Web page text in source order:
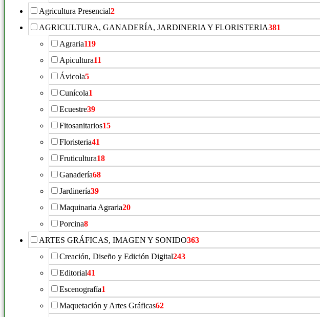
Agricultura Presencial2
AGRICULTURA, GANADERÍA, JARDINERIA Y FLORISTERIA381
Agraria119
Apicultura11
Ávicola5
Cunícola1
Ecuestre39
Fitosanitarios15
Floristeria41
Fruticultura18
Ganadería68
Jardinería39
Maquinaria Agraria20
Porcina8
ARTES GRÁFICAS, IMAGEN Y SONIDO363
Creación, Diseño y Edición Digital243
Editorial41
Escenografía1
Maquetación y Artes Gráficas62